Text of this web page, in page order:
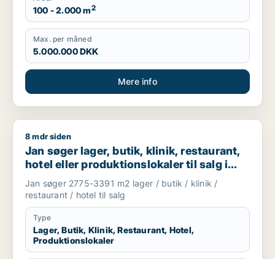
100 - 2.000 m2
Max. per måned
5.000.000 DKK
Mere info
Jan søger lager, butik, klinik, restaurant, hotel eller
8 mdr siden
Jan søger lager, butik, klinik, restaurant,
hotel eller produktionslokaler til salg i
Høje Taastrup, Ishøj eller Greve m.fl.
Jan søger 2775-3391 m2 lager / butik / klinik /
restaurant / hotel til salg
Type
Lager, Butik, Klinik, Restaurant, Hotel,
Produktionslokaler